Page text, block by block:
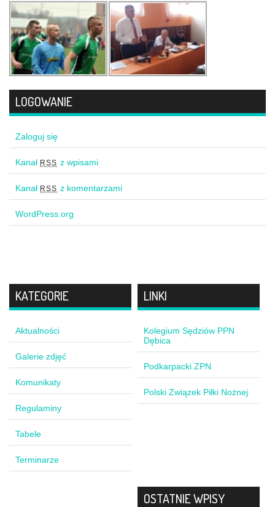
LOGOWANIE
Zaloguj się
Kanał RSS z wpisami
Kanał RSS z komentarzami
WordPress.org
KATEGORIE
Aktualności
Galerie zdjęć
Komunikaty
Regulaminy
Tabele
Terminarze
LINKI
Kolegium Sędziów PPN
Dębica
Podkarpacki ZPN
Polski Związek Piłki Nożnej
OSTATNIE WPISY